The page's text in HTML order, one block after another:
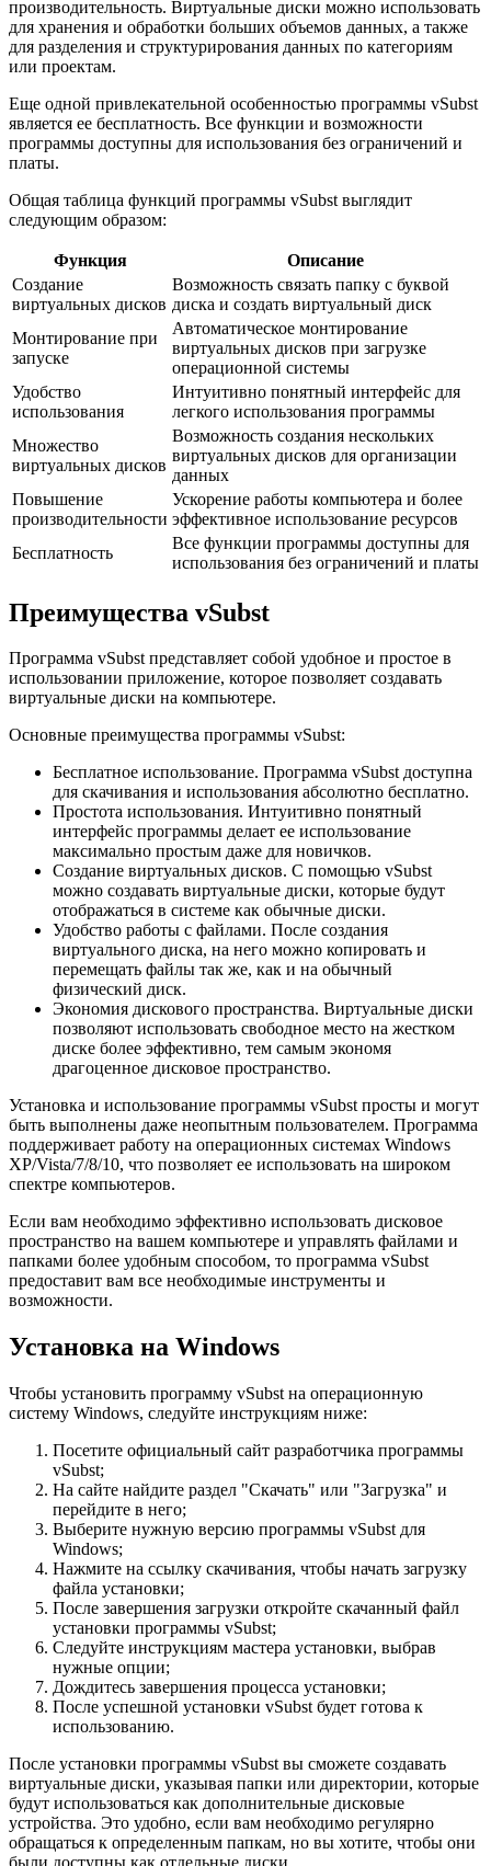
производительность. Виртуальные диски можно использовать
для хранения и обработки больших объемов данных, а также
для разделения и структурирования данных по категориям
или проектам.
Еще одной привлекательной особенностью программы vSubst
является ее бесплатность. Все функции и возможности
программы доступны для использования без ограничений и
платы.
Общая таблица функций программы vSubst выглядит
следующим образом:
Функция
Описание
Создание
виртуальных дисков
Возможность связать папку с буквой
диска и создать виртуальный диск
Монтирование при
запуске
Автоматическое монтирование
виртуальных дисков при загрузке
операционной системы
Удобство
использования
Интуитивно понятный интерфейс для
легкого использования программы
Множество
виртуальных дисков
Возможность создания нескольких
виртуальных дисков для организации
данных
Повышение
производительности
Ускорение работы компьютера и более
эффективное использование ресурсов
Бесплатность
Все функции программы доступны для
использования без ограничений и платы
Преимущества vSubst
Программа vSubst представляет собой удобное и простое в
использовании приложение, которое позволяет создавать
виртуальные диски на компьютере.
Основные преимущества программы vSubst:
Бесплатное использование. Программа vSubst доступна
для скачивания и использования абсолютно бесплатно.
Простота использования. Интуитивно понятный
интерфейс программы делает ее использование
максимально простым даже для новичков.
Создание виртуальных дисков. С помощью vSubst
можно создавать виртуальные диски, которые будут
отображаться в системе как обычные диски.
Удобство работы с файлами. После создания
виртуального диска, на него можно копировать и
перемещать файлы так же, как и на обычный
физический диск.
Экономия дискового пространства. Виртуальные диски
позволяют использовать свободное место на жестком
диске более эффективно, тем самым экономя
драгоценное дисковое пространство.
Установка и использование программы vSubst просты и могут
быть выполнены даже неопытным пользователем. Программа
поддерживает работу на операционных системах Windows
XP/Vista/7/8/10, что позволяет ее использовать на широком
спектре компьютеров.
Если вам необходимо эффективно использовать дисковое
пространство на вашем компьютере и управлять файлами и
папками более удобным способом, то программа vSubst
предоставит вам все необходимые инструменты и
возможности.
Установка на Windows
Чтобы установить программу vSubst на операционную
систему Windows, следуйте инструкциям ниже:
Посетите официальный сайт разработчика программы
vSubst;
На сайте найдите раздел "Скачать" или "Загрузка" и
перейдите в него;
Выберите нужную версию программы vSubst для
Windows;
Нажмите на ссылку скачивания, чтобы начать загрузку
файла установки;
После завершения загрузки откройте скачанный файл
установки программы vSubst;
Следуйте инструкциям мастера установки, выбрав
нужные опции;
Дождитесь завершения процесса установки;
После успешной установки vSubst будет готова к
использованию.
После установки программы vSubst вы сможете создавать
виртуальные диски, указывая папки или директории, которые
будут использоваться как дополнительные дисковые
устройства. Это удобно, если вам необходимо регулярно
обращаться к определенным папкам, но вы хотите, чтобы они